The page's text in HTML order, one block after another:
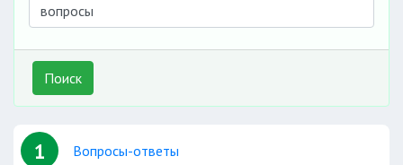
Поиск
1 Вопросы-ответы